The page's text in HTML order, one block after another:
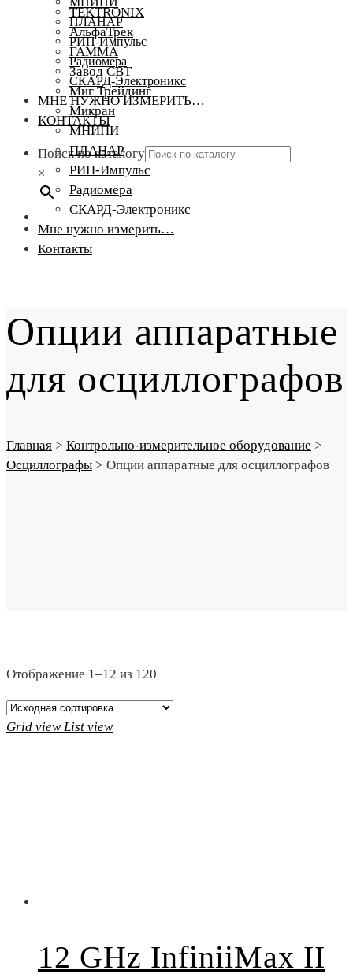
ПЛАНАР
РИП-Импульс
Радиомера
СКАРД-Электроникс
МНЕ НУЖНО ИЗМЕРИТЬ…
КОНТАКТЫ
Поиск по каталогу
×
TEKTRONIX
АльфаТрек
ГАММА
Завод СВТ
Миг Трейдинг
Микран
МНИПИ
ПЛАНАР
РИП-Импульс
Радиомера
СКАРД-Электроникс
Мне нужно измерить…
Контакты
Опции аппаратные
для осциллографов
Главная > Контрольно-измерительное оборудование >
Осциллографы > Опции аппаратные для осциллографов
Отображение 1–12 из 120
Grid view List view
12 GHz InfiniiMax II